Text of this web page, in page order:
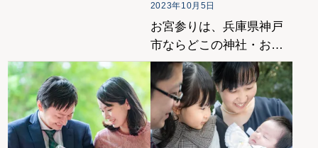
2023年10月5日
お宮参りは、兵庫県神戸
市ならどこの神社・お寺
がおすすめ？